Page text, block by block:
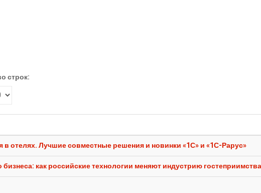
строк:
в отелях. Лучшие совместные решения и новинки «1С» и «1С-Рарус»
как российские технологии меняют индустрию